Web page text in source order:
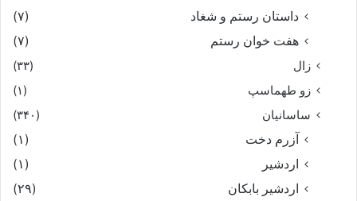
داستان رستم و شغاد
(۷)
هفت خوان رستم‏
(۷)
زال
(۳۳)
زو طهماسپ‏
(۱)
ساسانیان
(۳۴۰)
آزرم دخت
(۱)
اردشیر
(۱)
اردشیر بابکان
(۲۹)